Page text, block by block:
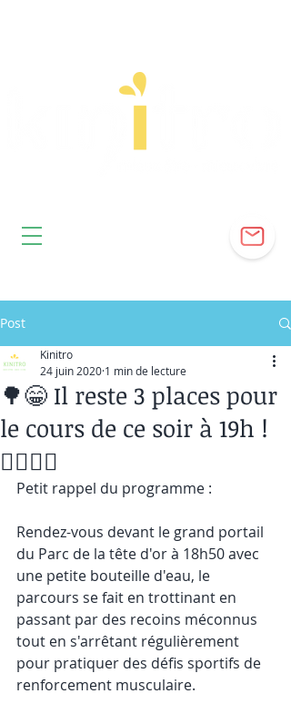
Post
🌳😁 Il reste 3 places pour
le cours de ce soir à 19h !
🏃‍♂️🏃‍♀️
Kinitro
24 juin 2020 1 min de lecture
Petit rappel du programme :
Rendez-vous devant le grand portail
du Parc de la tête d'or à 18h50 avec
une petite bouteille d'eau, le
parcours se fait en trottinant en
passant par des recoins méconnus
tout en s'arrêtant régulièrement
pour pratiquer des défis sportifs de
renforcement musculaire.